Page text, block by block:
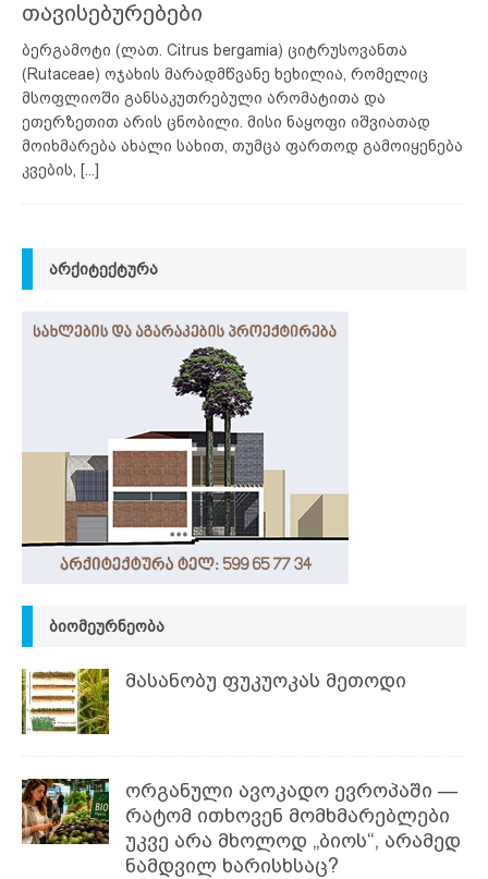
თავისებურებები
ბერგამოტი (ლათ. Citrus bergamia) ციტრუსოვანთა
(Rutaceae) ოჯახის მარადმწვანე ხეხილია, რომელიც
მსოფლიოში განსაკუთრებული არომატითა და
ეთერზეთით არის ცნობილი. მისი ნაყოფი იშვიათად
მოიხმარება ახალი სახით, თუმცა ფართოდ გამოიყენება
კვების, [...]
ᲐᲠᲥᲘᲢᲔᲥᲢᲣᲠᲐ
ᲑᲘᲝᲛᲔᲣᲠᲜᲔᲝᲑᲐ
მასანობუ ფუკუოკას მეთოდი
ორგანული ავოკადო ევროპაში —
რატომ ითხოვენ მომხმარებლები
უკვე არა მხოლოდ „ბიოს“, არამედ
ნამდვილ ხარისხსაც?